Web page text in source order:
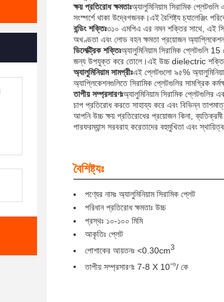
ক্ষয় প্রতিরোধ ক্ষমতাঃঅ্যালুমিনিয়াম সিরামিক
সংস্পর্শে থাকা উদ্বেগজনক।এই বৈশিষ্ট্য চ্যালেঞ্জিং
বন্ডিং শক্তিঃ৩১০ এমপিএ এর নমন শক্তির সাথে, এই
অখণ্ডতা এবং লোড বহন ক্ষমতা প্রয়োজন
ডিলেক্ট্রিক শক্তিঃঅ্যালুমিনিয়াম সিরামিক প্লেটগুলি
জন্য উপযুক্ত করে তোলে।এই উচ্চ dielectric শক্তি
অ্যালুমিনিয়াম সামগ্রীঃএই প্লেটগুলো ৯৫% অ্যালুমিনিয়াম
অ্যাপ্লিকেশনগুলিতে সিরামিক প্লেটগুলির সামগ্রিক
তাপীয় সম্প্রসারণঃঅ্যালুমিনিয়াম সিরামিক
চাপ প্রতিরোধ করতে সাহায্য করে এবং বিভিন্ন
আপনি উচ্চ ক্ষয় প্রতিরোধের প্রয়োজন কিনা,
পারফরম্যান্স সরবরাহ করেতাদের বহুমুখিতা এবং
বৈশিষ্ট্যঃ
পণ্যের নামঃ অ্যালুমিনিয়াম সিরামিক প্লেট
পরিধান প্রতিরোধ ক্ষমতাঃ উচ্চ
প্রস্থঃ ১০-১০০ মিমি
আকৃতিঃ প্লেট
পোশাকের আয়তনঃ <0.30cm3
তাপীয় সম্প্রসারণঃ 7-8 X 10-৬/ কে